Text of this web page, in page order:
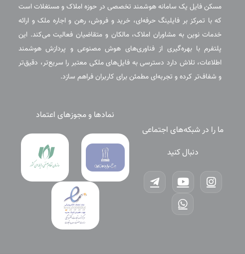
مسکن فایل یک سامانه هوشمند تخصصی در حوزه املاک و مستغلات است
که با تمرکز بر فایلینگ حرفه‌ای، خرید و فروش، رهن و اجاره ملک و ارائه
خدمات نوین به مشاوران املاک، مالکان و متقاضیان فعالیت می‌کند. این
پلتفرم با بهره‌گیری از فناوری‌های هوش مصنوعی و پردازش هوشمند
اطلاعات، تلاش دارد دسترسی به فایل‌های ملکی معتبر را سریع‌تر، دقیق‌تر
و شفاف‌تر کرده و تجربه‌ای مطمئن برای کاربران فراهم سازد.
ما را در شبکه‌های اجتماعی
دنبال کنید
نمادها و مجوزهای اعتماد